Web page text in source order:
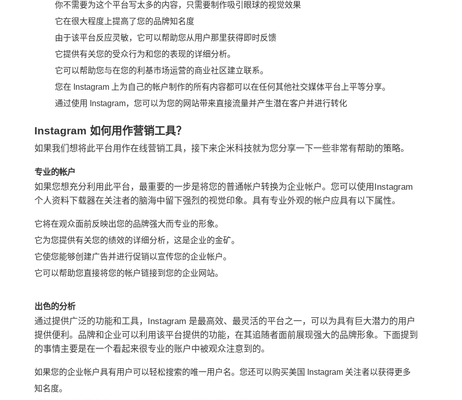
你不需要为这个平台写太多的内容，只需要制作吸引眼球的视觉效果
它在很大程度上提高了您的品牌知名度
由于该平台反应灵敏，它可以帮助您从用户那里获得即时反馈
它提供有关您的受众行为和您的表现的详细分析。
它可以帮助您与在您的利基市场运营的商业社区建立联系。
您在 Instagram 上为自己的帐户制作的所有内容都可以在任何其他社交媒体平台上平等分享。
通过使用 Instagram，您可以为您的网站带来直接流量并产生潜在客户并进行转化
Instagram 如何用作营销工具？
如果我们想将此平台用作在线营销工具，接下来企米科技就为您分享一下一些非常有帮助的策略。
专业的帐户
如果您想充分利用此平台，最重要的一步是将您的普通帐户转换为企业帐户。您可以使用 Instagram
个人资料下载器在关注者的脑海中留下强烈的视觉印象。具有专业外观的帐户应具有以下属性。
它将在观众面前反映出您的品牌强大而专业的形象。
它为您提供有关您的绩效的详细分析，这是企业的金矿。
它使您能够创建广告并进行促销以宣传您的企业帐户。
它可以帮助您直接将您的帐户链接到您的企业网站。
出色的分析
通过提供广泛的功能和工具，Instagram 是最高效、最灵活的平台之一，可以为具有巨大潜力的用户
提供便利。 品牌和企业可以利用该平台提供的功能，在其追随者面前展现强大的品牌形象。
下面提到
的事情主要是在一个看起来很专业的账户中被观众注意到的。
如果您的企业帐户具有用户可以轻松搜索的唯一用户名。您还可以购买美国 Instagram 关注者以获得更多
知名度。